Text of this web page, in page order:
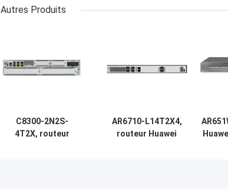
Autres Produits
C8300-2N2S-
4T2X, routeur
AR6710-L14T2X4,
routeur Huawei